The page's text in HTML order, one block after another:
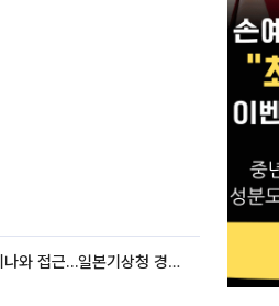
태풍 '돌핀' 오키나와 접근…일본기상청 경로 업데이트